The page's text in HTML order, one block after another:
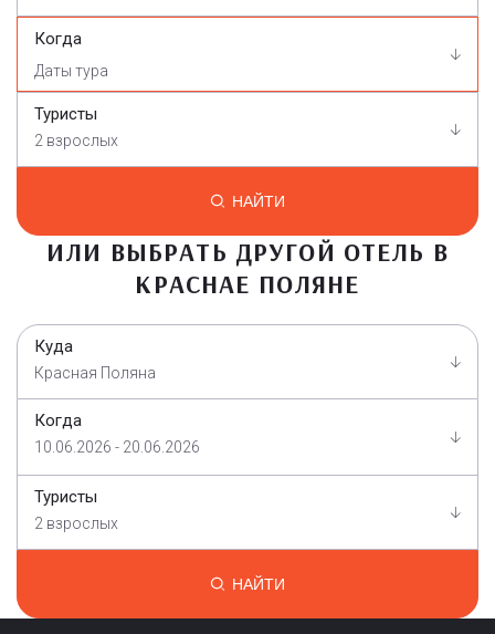
Когда
Туристы
2 взрослых
НАЙТИ
ИЛИ ВЫБРАТЬ ДРУГОЙ ОТЕЛЬ В
КРАСНАЕ ПОЛЯНЕ
Куда
Красная Поляна
Когда
10.06.2026 - 20.06.2026
Туристы
2 взрослых
НАЙТИ